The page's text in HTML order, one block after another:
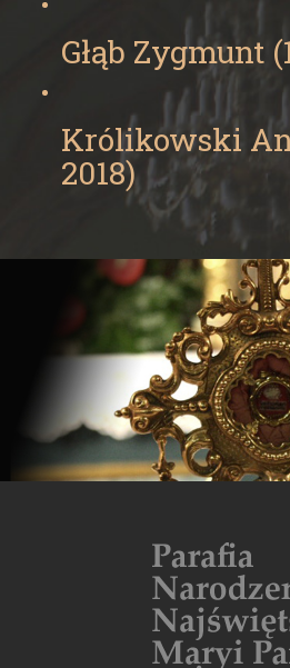
Głąb Zygmunt
Królikowski
2018)